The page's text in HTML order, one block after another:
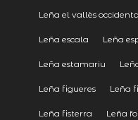
Leña el vallès
Leña escala Leña
Leña estamariu
Leña figueres Leña
Leña fisterra Leña